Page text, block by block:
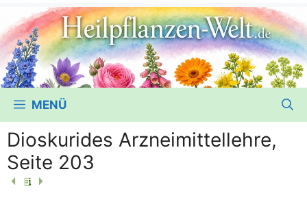
MENÜ
Dioskurides Arzneimittellehre,
Seite 203